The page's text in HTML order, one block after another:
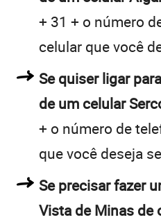
+ 31 + o número
celular que você
Se quiser ligar
de um celular
+ o número de
que você deseja
Se precisar fazer
Vista de Minas de